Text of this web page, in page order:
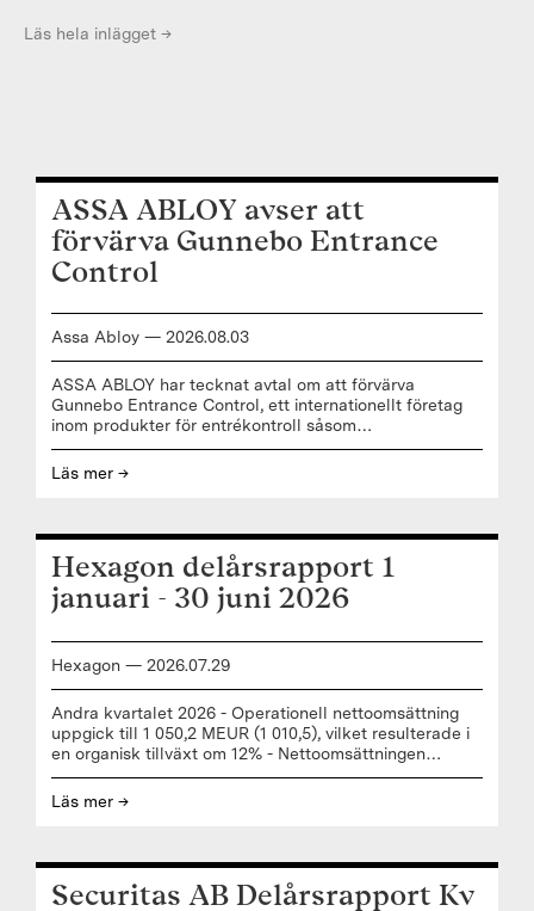
Läs hela inlägget →
ASSA ABLOY avser att
förvärva Gunnebo Entrance
Control
Assa Abloy — 2026.08.03
ASSA ABLOY har tecknat avtal om att förvärva
Gunnebo Entrance Control, ett internationellt företag
inom produkter för entrékontroll såsom
höghastighetsgrindar, grindar för kollektivtrafik och
säkerhetskaruselldörrar. ”Jag ser fram emot att
kärnverksamhet”, säger Nico Delvaux, VD och
koncernchef ASSA ABLOY. “Gunnebo Entrance
Controls väletablerade produktportfölj
Läs mer →
Hexagon delårsrapport 1
januari - 30 juni 2026
Hexagon — 2026.07.29
Andra kvartalet 2026 - Operationell nettoomsättning
uppgick till 1 050,2 MEUR (1 010,5), vilket resulterade i
en organisk tillväxt om 12% - Nettoomsättningen
inklusive förvärvade förutbetalda intäkter uppgick till 1
050,2 MEUR (1 009,8) - Justerad bruttovinst uppgick till
en justerad rörelsemarginal om 25,9% (25,7) - Justerat
Läs mer →
Securitas AB Delårsrapport Kv